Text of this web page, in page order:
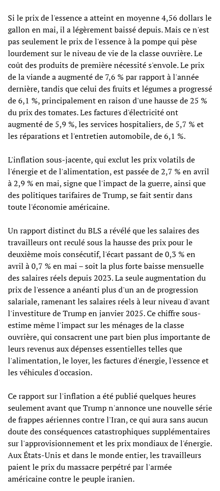
Si le prix de l'essence a atteint en moyenne 4,56 dollars le
gallon en mai, il a légèrement baissé depuis. Mais ce n'est
pas seulement le prix de l'essence à la pompe qui pèse
lourdement sur le niveau de vie de la classe ouvrière. Le
coût des produits de première nécessité s'envole. Le prix
de la viande a augmenté de 7,6 % par rapport à l'année
dernière, tandis que celui des fruits et légumes a progressé
de 6,1 %, principalement en raison d'une hausse de 25 %
du prix des tomates. Les factures d'électricité ont
augmenté de 5,9 %, les services hospitaliers, de 5,7 % et
les réparations et l'entretien automobile, de 6,1 %.
L'inflation sous-jacente, qui exclut les prix volatils de
l'énergie et de l'alimentation, est passée de 2,7 % en avril
à 2,9 % en mai, signe que l'impact de la guerre, ainsi que
des politiques tarifaires de Trump, se fait sentir dans
toute l'économie américaine.
Un rapport distinct du BLS a révélé que les salaires des
travailleurs ont reculé sous la hausse des prix pour le
deuxième mois consécutif, l'écart passant de 0,3 % en
avril à 0,7 % en mai – soit la plus forte baisse mensuelle
des salaires réels depuis 2023. La seule augmentation du
prix de l'essence a anéanti plus d'un an de progression
salariale, ramenant les salaires réels à leur niveau d'avant
l'investiture de Trump en janvier 2025. Ce chiffre sous-
estime même l'impact sur les ménages de la classe
ouvrière, qui consacrent une part bien plus importante de
leurs revenus aux dépenses essentielles telles que
l'alimentation, le loyer, les factures d'énergie, l'essence et
les véhicules d'occasion.
Ce rapport sur l'inflation a été publié quelques heures
seulement avant que Trump n'annonce une nouvelle série
de frappes aériennes contre l'Iran, ce qui aura sans aucun
doute des conséquences catastrophiques supplémentaires
sur l'approvisionnement et les prix mondiaux de l'énergie.
Aux États-Unis et dans le monde entier, les travailleurs
paient le prix du massacre perpétré par l'armée
américaine contre le peuple iranien.